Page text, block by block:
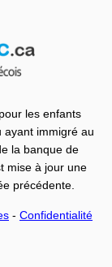
les enfants
ayant immigré au
la banque de
mise à jour une
précédente.
- Confidentialité